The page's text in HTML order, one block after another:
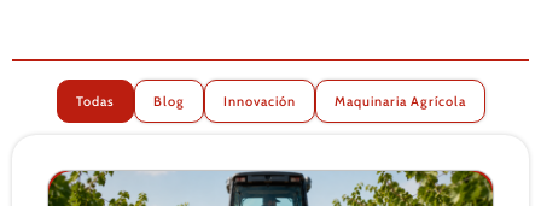
Blog Innovación Maquinaria Agrícola
Todas